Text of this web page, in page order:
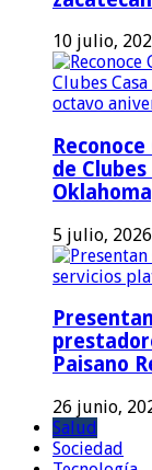
10 julio,
de
5 julio, 2026
Paisano
26 junio,
Salud
Sociedad